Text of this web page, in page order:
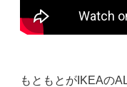
もともとがIKEAの